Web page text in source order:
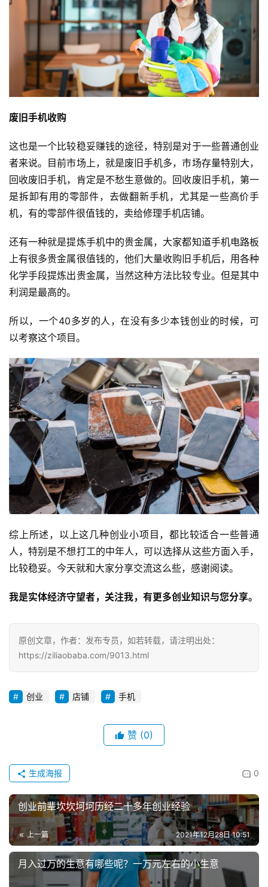
每
好
诗
废旧手机收购
这也是一个比较稳妥赚钱的途径，特别是对于一些普通创业
者来说。目前市场上，就是废旧手机多，市场存量特别大，
回收废旧手机，肯定是不愁生意做的。回收废旧手机，第一
是拆卸有用的零部件，去做翻新手机，尤其是一些高价手
机，有的零部件很值钱的，卖给修理手机店铺。
还有一种就是提炼手机中的贵金属，大家都知道手机电路板
上有很多贵金属很值钱的，他们大量收购旧手机后，用各种
化学手段提炼出贵金属，当然这种方法比较专业。但是其中
利润是最高的。
所以，一个40多岁的人，在没有多少本钱创业的时候，可
以考察这个项目。
综上所述，以上这几种创业小项目，都比较适合一些普通
人，特别是不想打工的中年人，可以选择从这些方面入手，
比较稳妥。今天就和大家分享交流这么些，感谢阅读。
我是实体经济守望者，关注我，有更多创业知识与您分享。
原创文章，作者：发布专员，如若转载，请注明出处：
https://ziliaobaba.com/9013.html
创业 店铺 手机
赞 (0)
0
生成海报
创业前辈坎坎坷坷历经二十多年创业经验
上一篇 2021年12月28日 10:51
月入过万的生意有哪些呢？一万元左右的小生意